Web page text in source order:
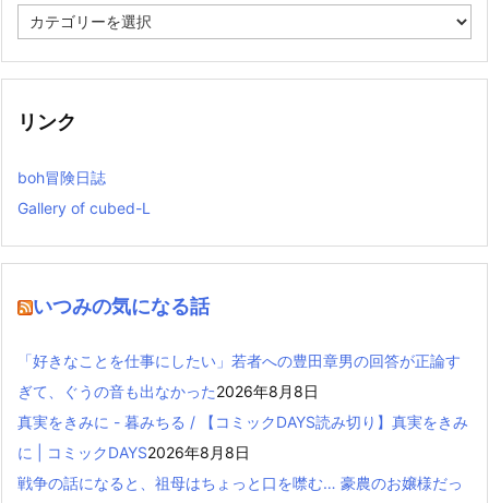
テ
リ
リンク
boh冒険日誌
Gallery of cubed-L
いつみの気になる話
「好きなことを仕事にしたい」若者への豊田章男の回答が正論す
ぎて、ぐうの音も出なかった2026年8月8日
真実をきみに - 暮みちる / 【コミックDAYS読み切り】真実をきみ
に | コミックDAYS2026年8月8日
戦争の話になると、祖母はちょっと口を噤む… 豪農のお嬢様だっ